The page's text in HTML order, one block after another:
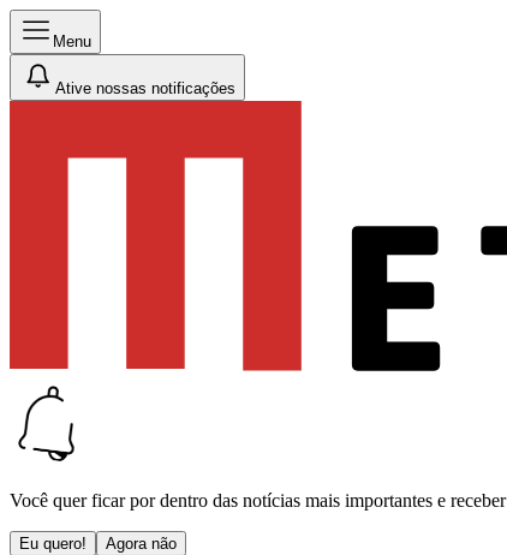
Menu
Ative nossas notificações
Você quer ficar por dentro das notícias mais importantes e receber
Eu quero! Agora não